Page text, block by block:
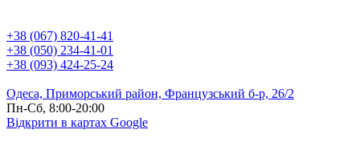
+38 (067) 820-41-41
+38 (050) 234-41-01
+38 (093) 424-25-24
Одеса, Приморський район, Французський б-р, 26/2
Пн-Сб, 8:00-20:00
Відкрити в картах Google